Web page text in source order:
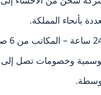
بأنحاء المملكة.
وخصومات تصل إلى 25%.